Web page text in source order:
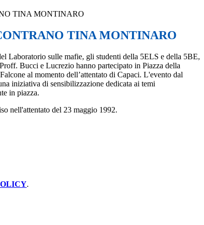
TINA MONTINARO
TINA MONTINARO
Laboratorio sulle mafie, gli studenti della 5ELS e della 5BE,
Bucci e Lucrezio hanno partecipato in Piazza della
al momento dell’attentato di Capaci. L'evento dal
iniziativa di sensibilizzazione dedicata ai temi
in piazza.
nell'attentato del 23 maggio 1992.
.